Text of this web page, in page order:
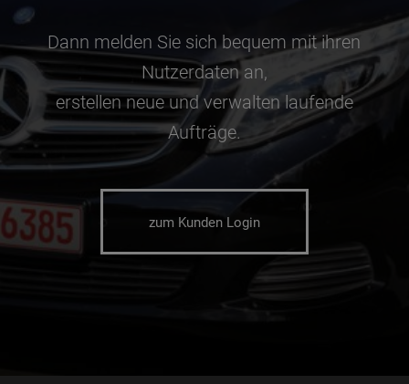
Dann melden Sie sich bequem mit ihren
Nutzerdaten an,
erstellen neue und verwalten laufende
Aufträge.
zum Kunden Login